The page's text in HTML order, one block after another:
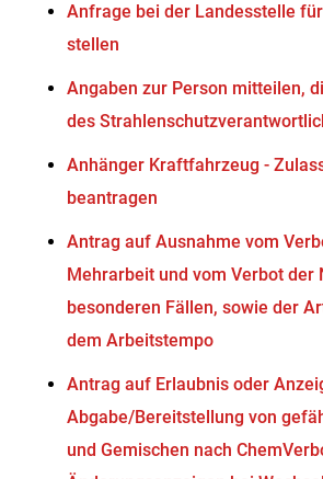
Anfrage bei der Landesstelle
stellen
Angaben zur Person mitteilen,
des
Anhänger Kraftfahrzeug -
beantragen
Antrag auf Ausnahme vom
Mehrarbeit und vom Verbot der
besonderen Fällen, sowie der
dem Arbeitstempo
Antrag auf Erlaubnis oder
Abgabe/Bereitstellung von
und Gemischen nach